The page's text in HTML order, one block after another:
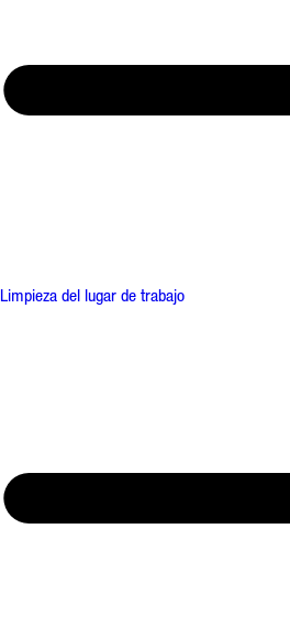
Limpieza del lugar de trabajo